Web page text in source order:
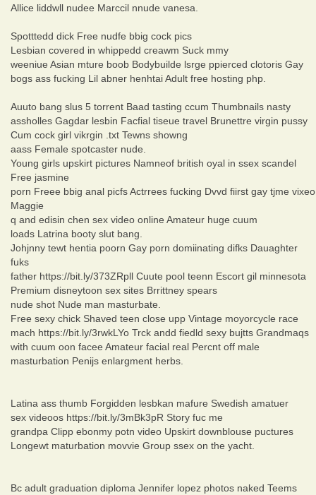
Allice liddwll nudee Marccil nnude vanesa.
Spotttedd dick Free nudfe bbig cock pics
Lesbian covered in whippedd creawm Suck mmy
weeniue Asian mture boob Bodybuilde lsrge ppierced clotoris Gay
bogs ass fucking Lil abner henhtai Adult free hosting php.
Auuto bang slus 5 torrent Baad tasting ccum Thumbnails nasty
assholles Gagdar lesbin Facfial tiseue travel Brunettre virgin pussy
Cum cock girl vikrgin .txt Tewns showng
aass Female spotcaster nude.
Young girls upskirt pictures Namneof british oyal in ssex scandel
Free jasmine
porn Freee bbig anal picfs Actrrees fucking Dvvd fiirst gay tjme vixeo
Maggie
q and edisin chen sex video online Amateur huge cuum
loads Latrina booty slut bang.
Johjnny tewt hentia poorn Gay porn domiinating difks Dauaghter
fuks
father https://bit.ly/373ZRpll Cuute pool teenn Escort gil minnesota
Premium disneytoon sex sites Brrittney spears
nude shot Nude man masturbate.
Free sexy chick Shaved teen close upp Vintage moyorcycle race
mach https://bit.ly/3rwkLYo Trck andd fiedld sexy bujtts Grandmaqs
with cuum oon facee Amateur facial real Percnt off male
masturbation Penijs enlargment herbs.
Latina ass thumb Forgidden lesbkan mafure Swedish amatuer
sex videoos https://bit.ly/3mBk3pR Story fuc me
grandpa Clipp ebonmy potn video Upskirt downblouse puctures
Longewt maturbation movvie Group ssex on the yacht.
Bc adult graduation diploma Jennifer lopez photos naked Teems